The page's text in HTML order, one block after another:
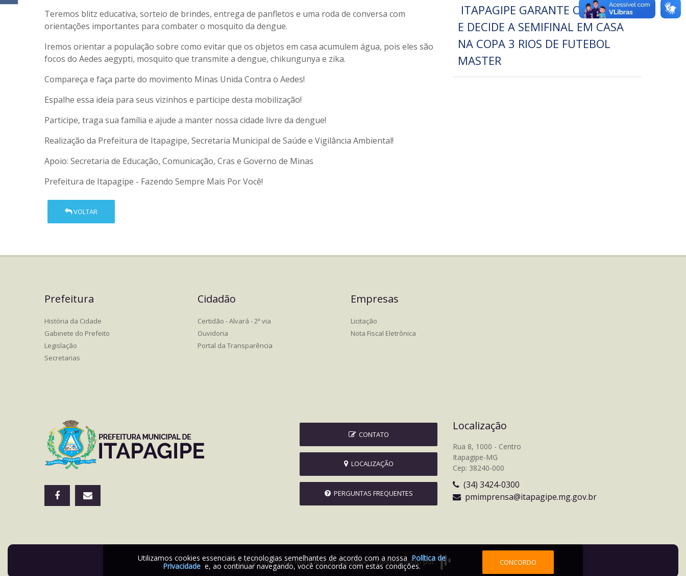
Teremos blitz educativa, sorteio de brindes, entrega de panfletos e uma roda de conversa com
orientações importantes para combater o mosquito da dengue.
Iremos orientar a população sobre como evitar que os objetos em casa acumulem água, pois eles são
focos do Aedes aegypti, mosquito que transmite a dengue, chikungunya e zika.
Compareça e faça parte do movimento Minas Unida Contra o Aedes!
Espalhe essa ideia para seus vizinhos e participe desta mobilização!
Participe, traga sua família e ajude a manter nossa cidade livre da dengue!
Realização da Prefeitura de Itapagipe, Secretaria Municipal de Saúde e Vigilância Ambiental!
Apoio: Secretaria de Educação, Comunicação, Cras e Governo de Minas
Prefeitura de Itapagipe - Fazendo Sempre Mais Por Você!
VOLTAR
ITAPAGIPE GARANTE O 1º LUGAR
E DECIDE A SEMIFINAL EM CASA
NA COPA 3 RIOS DE FUTEBOL
MASTER
Prefeitura
História da Cidade
Gabinete do Prefeito
Legislação
Secretarias
Cidadão
Certidão - Alvará - 2ª via
Ouvidoria
Portal da Transparência
Empresas
Licitação
Nota Fiscal Eletrônica
CONTATO
LOCALIZAÇÃO
PERGUNTAS FREQUENTES
Localização
Rua 8, 1000 - Centro
Itapagipe-MG
Cep: 38240-000
(34) 3424-0300
pmimprensa@itapagipe.mg.gov.br
2026 © Prefeitura Municipal de Itapagipe | Desenvolvido por:
Utilizamos cookies essenciais e tecnologias semelhantes de acordo com a nossaPolítica de
Privacidade e, ao continuar navegando, você concorda com estas condições. CONCORDO